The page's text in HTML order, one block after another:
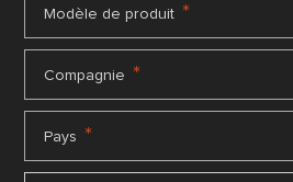
Modèle de produit *
Compagnie *
Pays *